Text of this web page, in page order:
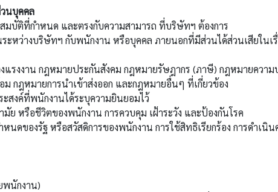
วนบุคคล
ติที่กำหนด และตรงกับความสามารถ ที่บริษัทฯ ต้องการ
บริษัทฯ กับพนักงาน หรือบุคคล ภายนอกที่มีส่วนได้ส่วนเสียในเรื่
าน กฎหมายประกันสังคม กฎหมายรัษฎากร (ภาษี) กฎหมายความ
กฎหมายการนำเข้าส่งออก และกฎหมายอื่นๆ ที่เกี่ยวข้อง
ค์ที่พนักงานได้ระบุความยินยอมไว้
อชีวิตของพนักงาน การควบคุม เฝ้าระวัง และป้องกันโรค
องรัฐ หรือสวัสดิการของพนักงาน การใช้สิทธิเรียกร้อง การดำเนิน
นักงาน)